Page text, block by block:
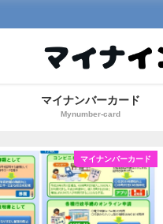
マイナンバーカード
Mynumber-card
マイナンバーカード